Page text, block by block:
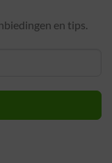
en tips.